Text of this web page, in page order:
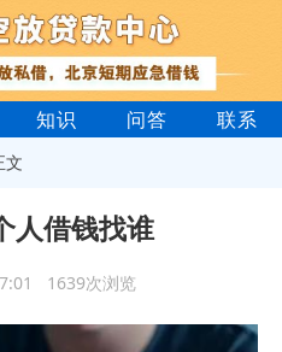
知识 问答 联系
人借钱找谁
1639次浏览